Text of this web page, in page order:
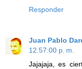
Responder
Juan Pablo
12:57:00 p. m.
Jajajaja, es